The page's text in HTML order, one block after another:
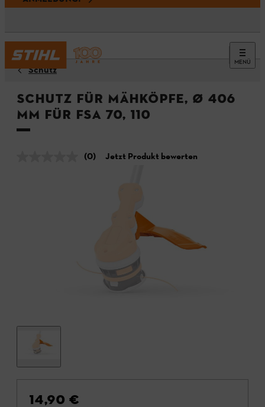
MENÜ
Schutz
Schutz für Mähköpfe, Ø 406
mm für FSA 70, 110
(0) Jetzt Produkt bewerten
14,90 €